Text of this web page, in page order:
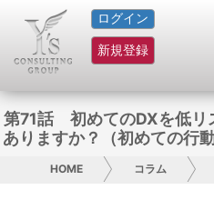
ログイン
新規登録
HOME
サービス紹介
コラム
グループ概要
第71話 初めてのDXを低リ
ありますか？（初めての行
HOME コラム